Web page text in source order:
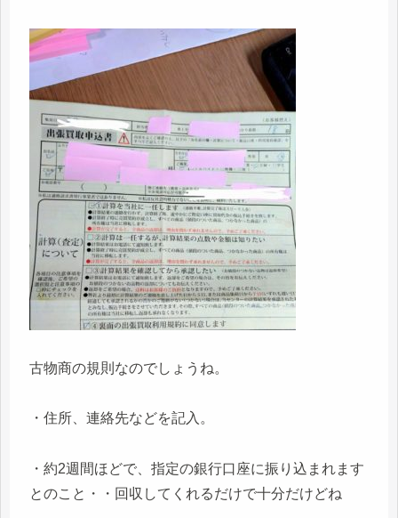
古物商の規則なのでしょうね。
・住所、連絡先などを記入。
・約2週間ほどで、指定の銀行口座に振り込まれます
とのこと・・回収してくれるだけで十分だけどね